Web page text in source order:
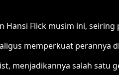
Flick musim ini,
memperkuat perannya
menjadikannya salah satu